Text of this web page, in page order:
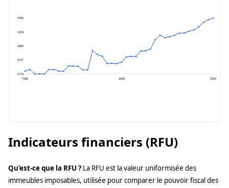
3586
3234
2883
2531
2179
1986
2006 2025
Indicateurs financiers (RFU)
Qu’est-ce que la RFU ? La RFU est la valeur uniformisée des
immeubles imposables, utilisée pour comparer le pouvoir fiscal des